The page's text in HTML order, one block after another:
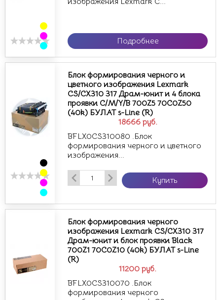
Подробнее
18666 руб.
Блок формирования черного и
цветного изображения Lexmark
CS/CX310 317 Драм-юнит и 4 блока
проявки C/M/Y/B 700Z5 70C0Z50
(40k) БУЛАТ s-Line (R)
BFLX0CS310080 .Блок
формирования черного и цветного
изображения...
Купить
11200 руб.
Блок формирования черного
изображения Lexmark CS/CX310 317
Драм-юнит и блок проявки Black
700Z1 70C0Z10 (40k) БУЛАТ s-Line
(R)
BFLX0CS310070 .Блок
формирования черного